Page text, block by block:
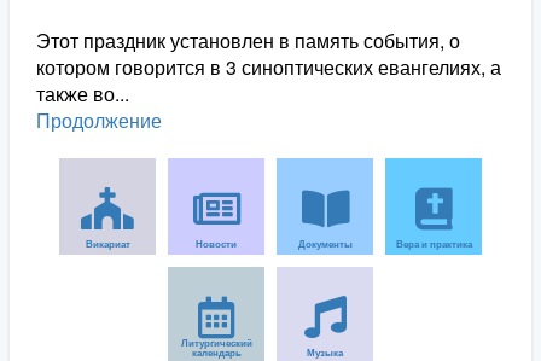
Этот праздник установлен в память события, о
котором говорится в 3 синоптических евангелиях, а
также во...
Продолжение
Викариат Новости Документы Вера и практика
Литургический
календарь Музыка